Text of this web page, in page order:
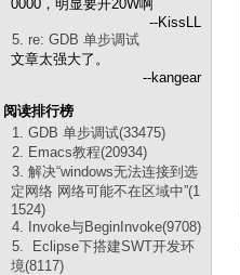
0000，明显要开20W啊
--KissLL
5. re: GDB 单步调试
文章太强大了。
--kangear
阅读排行榜
1. GDB 单步调试(33475)
2. Emacs教程(20934)
3. 解决“windows无法连接到选
定网络 网络可能不在区域中”(1
1524)
4. Invoke与BeginInvoke(9708)
5. Eclipse下搭建SWT开发环
境(8117)